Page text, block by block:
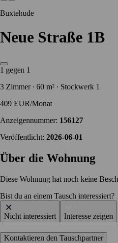
Buxtehude
Neue Straße 1B
1 gegen 1
3 Zimmer ∙ 60 m² ∙ Stockwerk 1
409 EUR/Monat
Anzeigennummer: 156127
Veröffentlicht: 2026-06-01
Über die Wohnung
Diese Wohnung hat noch keine
Bist du an einem Tausch interessiert?
Nicht interessiert Interesse zeigen
Kontaktieren den Tauschpartner